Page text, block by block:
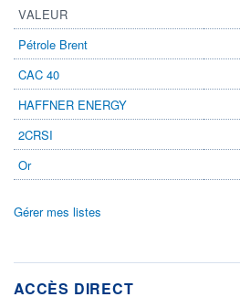
VALEUR
Pétrole Brent
CAC 40
HAFFNER ENERGY
2CRSI
Or
Gérer mes listes
ACCÈS DIRECT